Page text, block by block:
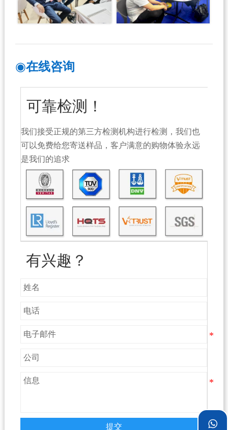
◉在线咨询
可靠检测！
我们接受正规的第三方检测机构进行检测，我们也
可以免费给您寄送样品，客户满意的购物体验永远
是我们的追求
有兴趣？
提交 